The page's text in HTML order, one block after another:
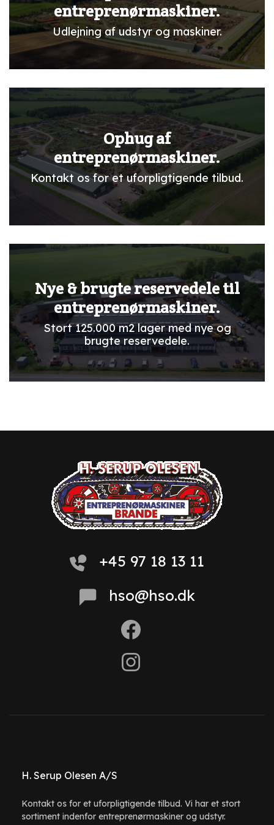
entreprenørmaskiner.
Udlejning af udstyr og maskiner.
Ophug af
entreprenørmaskiner.
Kontakt os for et uforpligtigende tilbud.
Nye & brugte reservedele til
entreprenørmaskiner.
Stort 125.000 m2 lager med nye og
brugte reservedele.
+45 97 18 13 11
hso@hso.dk
H. Serup Olesen A/S
Kontakt os for et uforpligtigende tilbud. Vi har et stort
sortiment indenfor entreprenørmaskiner og udstyr.